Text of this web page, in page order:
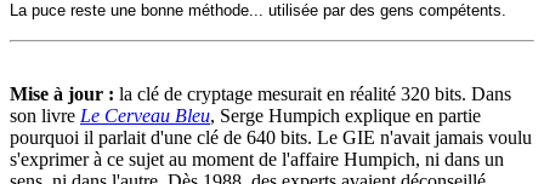
La puce reste une bonne méthode... utilisée par des gens compétents.
Mise à jour : la clé de cryptage mesurait en réalité 320 bits. Dans
son livre Le Cerveau Bleu, Serge Humpich explique en partie
pourquoi il parlait d'une clé de 640 bits. Le GIE n'avait jamais voulu
s'exprimer à ce sujet au moment de l'affaire Humpich, ni dans un